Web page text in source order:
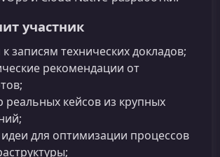
участник
к записям технических докладов;
рекомендации от
реальных кейсов из крупных
для оптимизации процессов